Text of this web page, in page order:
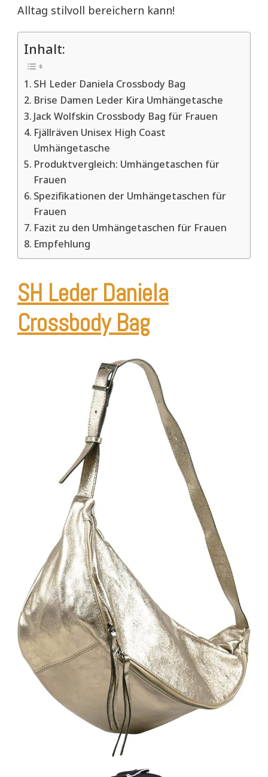
Alltag stilvoll bereichern kann!
Inhalt:
SH Leder Daniela Crossbody Bag
Brise Damen Leder Kira Umhängetasche
Jack Wolfskin Crossbody Bag für Frauen
Fjällräven Unisex High Coast
Umhängetasche
Produktvergleich: Umhängetaschen für
Frauen
Spezifikationen der Umhängetaschen für
Frauen
Fazit zu den Umhängetaschen für Frauen
Empfehlung
SH Leder Daniela
Crossbody Bag